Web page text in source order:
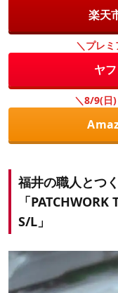
楽天
＼プレ
ヤ
＼8/9(日
福井の職人とつ
「
S/L」